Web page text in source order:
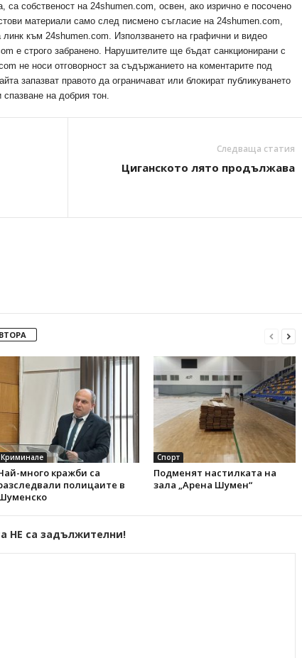
са собственост на 24shumen.com, освен, ако изрично е посочено
материали само след писмено съгласие на 24shumen.com,
линк към 24shumen.com. Използването на графични и видео
е строго забранено. Нарушителите ще бъдат санкционирани с
не носи отговорност за съдържанието на коментарите под
запазват правото да ограничават или блокират публикуването
на добрия тон.
Следваща статия
Циганското лято продължава
Криминале
много кражби са
полицаите в
Спорт
Подменят настилката на
зала „Арена Шумен“
НЕ са задължителни!